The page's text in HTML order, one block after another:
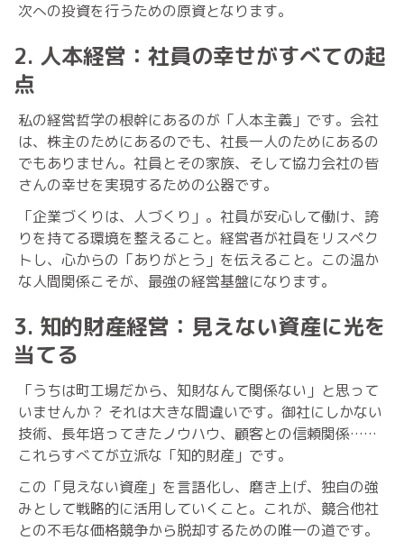
次への投資を行うための原資となります。
2. 人本経営：社員の幸せがすべての起
点
私の経営哲学の根幹にあるのが「人本主義」です。会社
は、株主のためにあるのでも、社長一人のためにあるの
でもありません。社員とその家族、そして協力会社の皆
さんの幸せを実現するための公器です。
「企業づくりは、人づくり」。社員が安心して働け、誇
りを持てる環境を整えること。経営者が社員をリスペク
トし、心からの「ありがとう」を伝えること。この温か
な人間関係こそが、最強の経営基盤になります。
3. 知的財産経営：見えない資産に光を
当てる
「うちは町工場だから、知財なんて関係ない」と思って
いませんか？ それは大きな間違いです。御社にしかない
技術、長年培ってきたノウハウ、顧客との信頼関係……
これらすべてが立派な「知的財産」です。
この「見えない資産」を言語化し、磨き上げ、独自の強
みとして戦略的に活用していくこと。これが、競合他社
との不毛な価格競争から脱却するための唯一の道です。